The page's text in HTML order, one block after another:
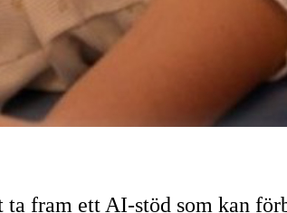
fram ett AI-stöd som kan